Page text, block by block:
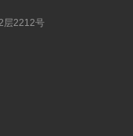
层2212号